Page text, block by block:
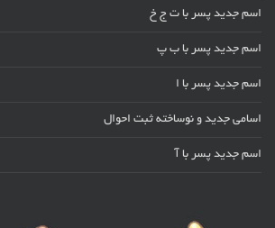
اسم جدید پسر با ت ج خ
اسم جدید پسر با ب پ
اسم جدید پسر با ا
اسامی جدید و نوساخته ثبت احوال
اسم جدید پسر با آ